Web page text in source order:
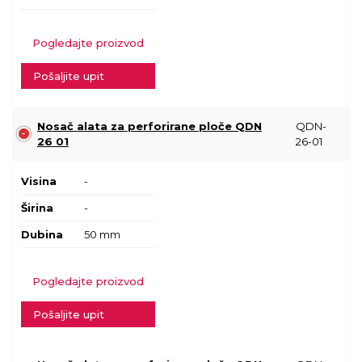
Pogledajte proizvod
Pošaljite upit
Nosač alata za perforirane ploče QDN
26 01
QDN-
26-01
Visina -
Širina -
Dubina 50 mm
Pogledajte proizvod
Pošaljite upit